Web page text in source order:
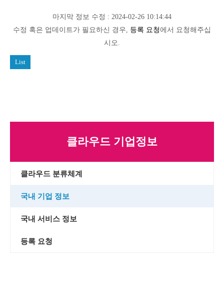
마지막 정보 수정 : 2024-02-26 10:14:44
수정 혹은 업데이트가 필요하신 경우, 등록 요청에서 요청해주십
시오.
List
클라우드 기업정보
클라우드 분류체계
국내 기업 정보
국내 서비스 정보
등록 요청